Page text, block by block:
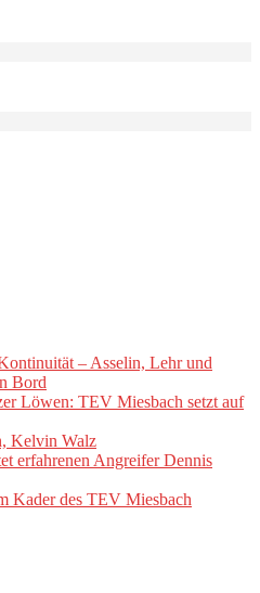
– Asselin, Lehr und
Bord
Löwen: TEV Miesbach setzt auf
Kelvin Walz
erfahrenen Angreifer Dennis
Kader des TEV Miesbach